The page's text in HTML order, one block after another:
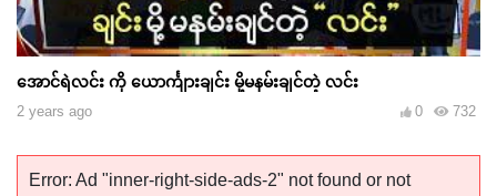
အောင်ရဲလင်း ကို ယောင်္ကျားချင်း မို့မနမ်းချင်တဲ့ လင်း
2 years ago 732
0
Error: Ad "inner-right-side-ads-2" not found or not